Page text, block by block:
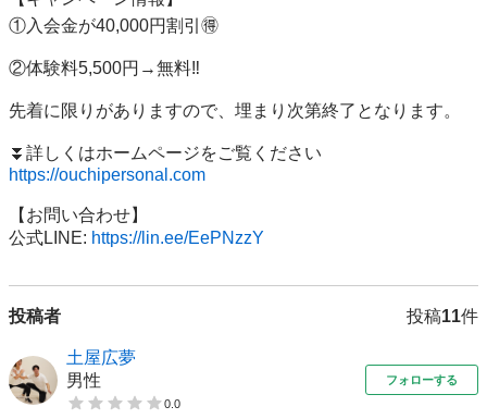
①入会金が40,000円割引🉐
②体験料5,500円→無料‼️
先着に限りがありますので、埋まり次第終了となります。
https://ouchipersonal.com
【お問い合わせ】
公式LINE: https://lin.ee/EePNzzY
投稿者 投稿11件
土屋広夢
男性
0.0
フォローする